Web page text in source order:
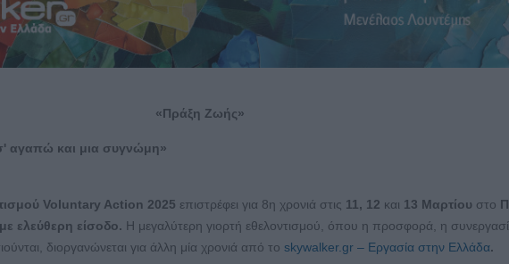
«Πράξη Ζωής»
αγαπώ και μια συγνώμη»
Voluntary Action 2025 επιστρέφει για 8η χρονιά στις 11, 12 και 13 Μαρτίου στο
με ελεύθερη είσοδο. Η μεγαλύτερη γιορτή εθελοντισμού, όπου η προσφορά, η
διοργανώνεται για άλλη μία χρονιά από το skywalker.gr – Εργασία στην Ελλάδα.